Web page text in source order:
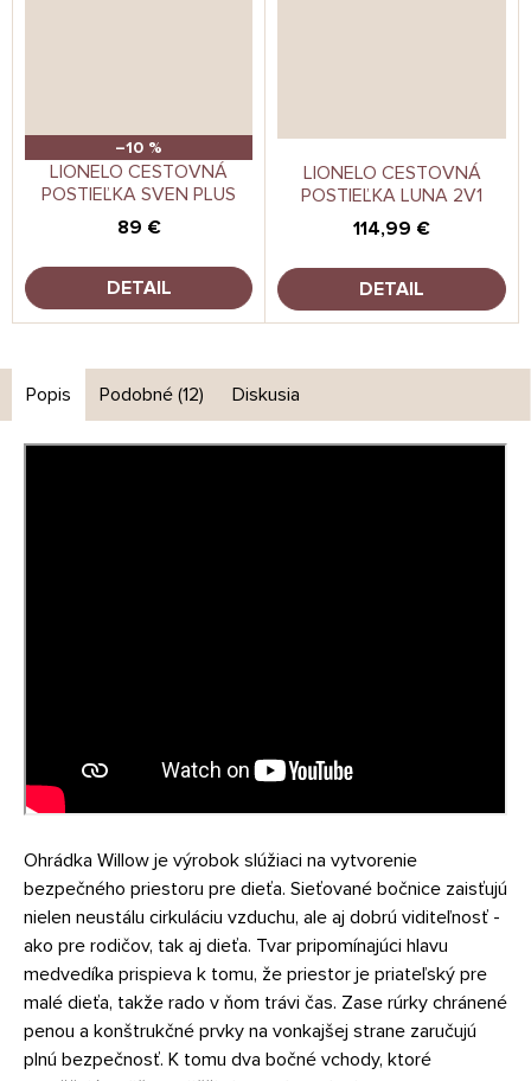
–10 %
LIONELO CESTOVNÁ
POSTIEĽKA SVEN PLUS
89 €
DETAIL
LIONELO CESTOVNÁ
POSTIEĽKA LUNA 2V1
114,99 €
DETAIL
Popis Podobné (12) Diskusia
Ohrádka Willow je výrobok slúžiaci na vytvorenie
bezpečného priestoru pre dieťa. Sieťované bočnice zaisťujú
nielen neustálu cirkuláciu vzduchu, ale aj dobrú viditeľnosť -
ako pre rodičov, tak aj dieťa. Tvar pripomínajúci hlavu
medvedíka prispieva k tomu, že priestor je priateľský pre
malé dieťa, takže rado v ňom trávi čas. Zase rúrky chránené
penou a konštrukčné prvky na vonkajšej strane zaručujú
plnú bezpečnosť. K tomu dva bočné vchody, ktoré